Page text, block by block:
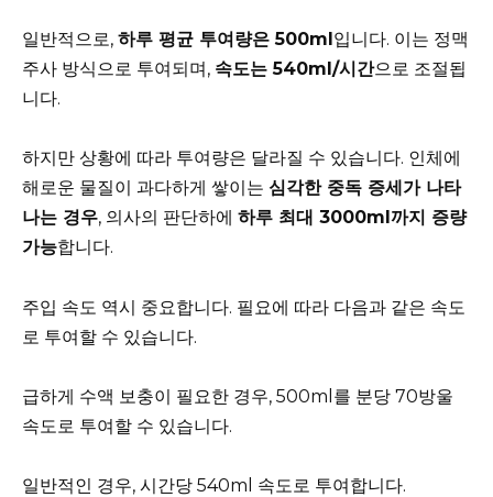
일반적으로, 하루 평균 투여량은 500ml 입니다. 이는 정맥
주사 방식으로 투여되며, 속도는 540ml/시간으로 조절됩
니다.
하지만 상황에 따라 투여량은 달라질 수 있습니다. 인체에
해로운 물질이 과다하게 쌓이는 심각한 중독 증세가 나타
나는 경우, 의사의 판단하에 하루 최대 3000ml까지 증량
가능합니다.
주입 속도 역시 중요합니다. 필요에 따라 다음과 같은 속도
로 투여할 수 있습니다.
급하게 수액 보충이 필요한 경우, 500ml를 분당 70방울
속도로 투여할 수 있습니다.
일반적인 경우, 시간당 540ml 속도로 투여합니다.